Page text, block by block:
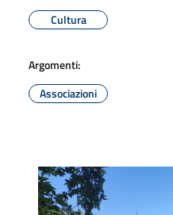
Cultura
Argomenti:
Associazioni